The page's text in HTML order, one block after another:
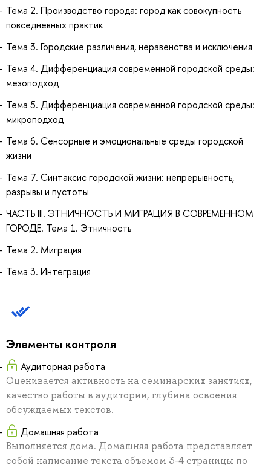
Тема 2. Производство города: город как совокупность
повседневных практик
Тема 3. Городские различения, неравенства и исключения
Тема 4. Дифференциация современной городской среды:
мезоподход
Тема 5. Дифференциация современной городской среды:
микроподход
Тема 6. Сенсорные и эмоциональные среды городской
жизни
Тема 7. Синтаксис городской жизни: непрерывность,
разрывы и пустоты
ЧАСТЬ III. ЭТНИЧНОСТЬ И МИГРАЦИЯ В СОВРЕМЕННОМ
ГОРОДЕ. Тема 1. Этничность
Тема 2. Миграция
Тема 3. Интеграция
Элементы контроля
Аудиторная работа
Оценивается активность на семинарских занятиях,
качество работы в аудитории, глубина освоения
обсуждаемых текстов.
Домашняя работа
Выполняется дома. Домашняя работа представляет
собой написание текста объемом 3-4 страницы по